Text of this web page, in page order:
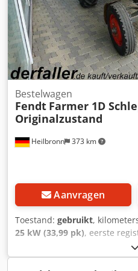
onder: De uitrusting is
opvraag; technisch gezien
De informatie op internet is
beschrijving. Dit zijn geen
De verkoper is niet
dataoverdracingsfouten /
Fouten / tussentijdse verkoop
Heilbronn 373 km
Bestelwagen
Fendt Farmer 1D
Originalzustand
Aanvragen
Toestand: gebruikt,
25 kW (33,99 pk), eerste
,
groen, soort overbrenging: